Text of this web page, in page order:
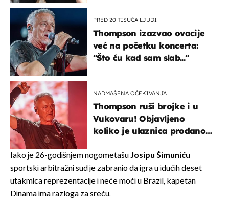
PRED 20 TISUĆA LJUDI
Thompson izazvao ovacije
već na početku koncerta:
"Što ću kad sam slab..."
NADMAŠENA OČEKIVANJA
Thompson ruši brojke i u
Vukovaru! Objavljeno
koliko je ulaznica prodano
Iako je 26-godišnjem nogometašuJosipu Šimuniću
sportski arbitražni sud je zabranio da igra u idućih deset
utakmica reprezentacije i neće moći u Brazil, kapetan
Dinama ima razloga za sreću.